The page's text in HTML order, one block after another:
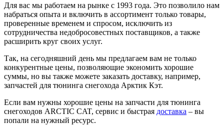
Для вас мы работаем на рынке с 1993 года. Это позволило нам
набраться опыта и включить в ассортимент только товары,
проверенные временем и спросом, исключить из
сотрудничества недобросовестных поставщиков, а также
расширить круг своих услуг.
Так, на сегодняшний день мы предлагаем вам не только
конкурентные цены, позволяющие экономить хорошие
суммы, но вы также можете заказать доставку, например,
запчастей для тюнинга снегохода Арктик Кэт.
Если вам нужны хорошие цены на запчасти для тюнинга
снегоходов ARCTIC CAT, сервис и быстрая доставка – вы
попали на нужный ресурс.